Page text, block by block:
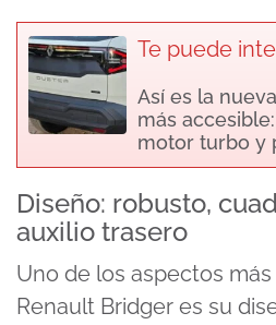
Te puede
Así es la
más
motor turbo y
Diseño: robusto,
auxilio trasero
Uno de los aspectos
Renault Bridger es su